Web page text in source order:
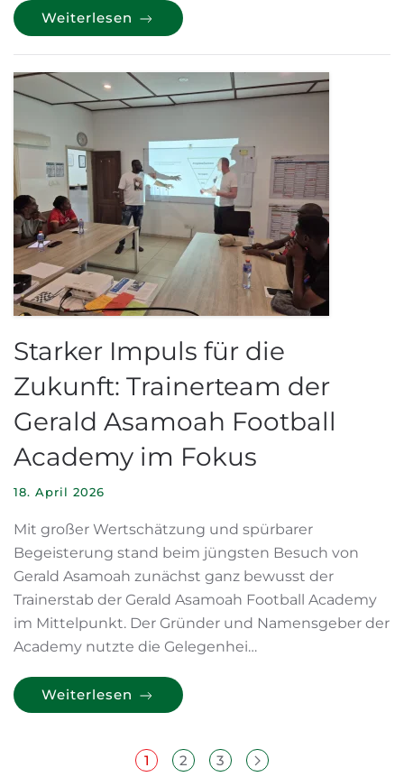
Weiterlesen
Starker Impuls für die
Zukunft: Trainerteam der
Gerald Asamoah Football
Academy im Fokus
18. April 2026
Mit großer Wertschätzung und spürbarer
Begeisterung stand beim jüngsten Besuch von
Gerald Asamoah zunächst ganz bewusst der
Trainerstab der Gerald Asamoah Football Academy
im Mittelpunkt. Der Gründer und Namensgeber der
Academy nutzte die Gelegenhei…
Weiterlesen
1 2 3